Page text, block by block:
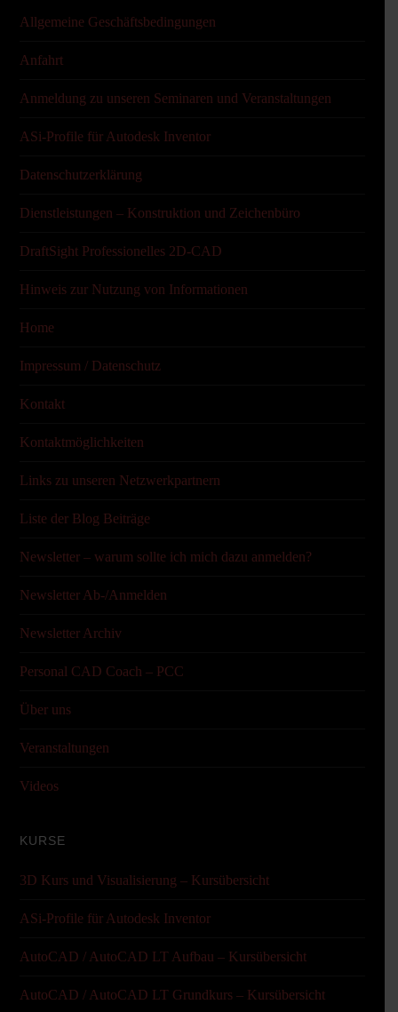
Allgemeine Geschäftsbedingungen
Anfahrt
Anmeldung zu unseren Seminaren und Veranstaltungen
ASi-Profile für Autodesk Inventor
Datenschutzerklärung
Dienstleistungen – Konstruktion und Zeichenbüro
DraftSight Professionelles 2D-CAD
Hinweis zur Nutzung von Informationen
Home
Impressum / Datenschutz
Kontakt
Kontaktmöglichkeiten
Links zu unseren Netzwerkpartnern
Liste der Blog Beiträge
Newsletter – warum sollte ich mich dazu anmelden?
Newsletter Ab-/Anmelden
Newsletter Archiv
Personal CAD Coach – PCC
Über uns
Veranstaltungen
Videos
KURSE
3D Kurs und Visualisierung – Kursübersicht
ASi-Profile für Autodesk Inventor
AutoCAD / AutoCAD LT Aufbau – Kursübersicht
AutoCAD / AutoCAD LT Grundkurs – Kursübersicht